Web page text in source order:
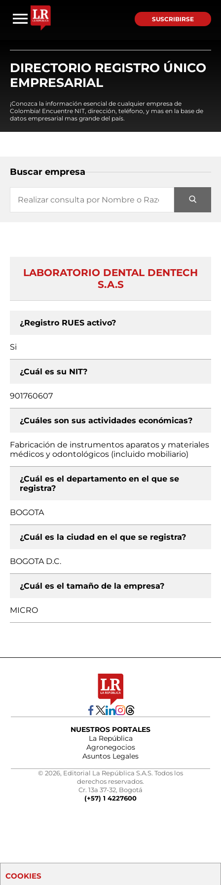
SUSCRIBIRSE
DIRECTORIO REGISTRO ÚNICO
EMPRESARIAL
¡Conozca la información esencial de cualquier empresa de
Colombia! Encuentre NIT, dirección, teléfono, y mas en la base de
datos empresarial mas grande del país.
Buscar empresa
LABORATORIO DENTAL DENTECH
S.A.S
¿Registro RUES activo?
Si
¿Cuál es su NIT?
901760607
¿Cuáles son sus actividades económicas?
Fabricación de instrumentos aparatos y materiales
médicos y odontológicos (incluido mobiliario)
¿Cuál es el departamento en el que se
registra?
BOGOTA
¿Cuál es la ciudad en el que se registra?
BOGOTA D.C.
¿Cuál es el tamaño de la empresa?
MICRO
NUESTROS PORTALES
La República
Agronegocios
Asuntos Legales
© 2026, Editorial La República S.A.S. Todos los
derechos reservados.
Cr. 13a 37-32, Bogotá
(+57) 1 4227600
COOKIES